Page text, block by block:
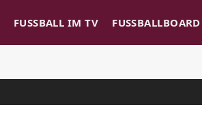
FUSSBALL IM TV FUSSBALLBOARD